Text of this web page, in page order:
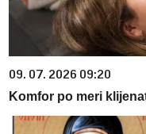
09. 07. 2026 09:20
Komfor po meri